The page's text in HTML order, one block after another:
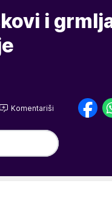
i
Komentariši